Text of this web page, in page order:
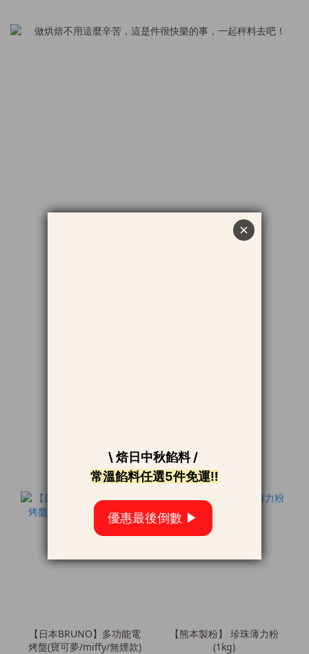
＼超人氣商品🔥／
【日本BRUNO】多功能電
烤盤(寶可夢/miffy/無煙款)
【熊本製粉】 珍珠薄力粉
(1kg)